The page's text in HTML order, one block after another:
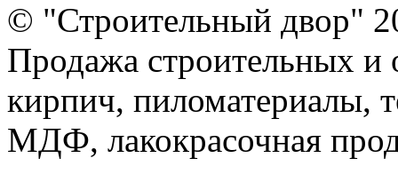
© "Строительный двор"
Продажа строительных и
кирпич, пиломатериалы,
МДФ, лакокрасочная